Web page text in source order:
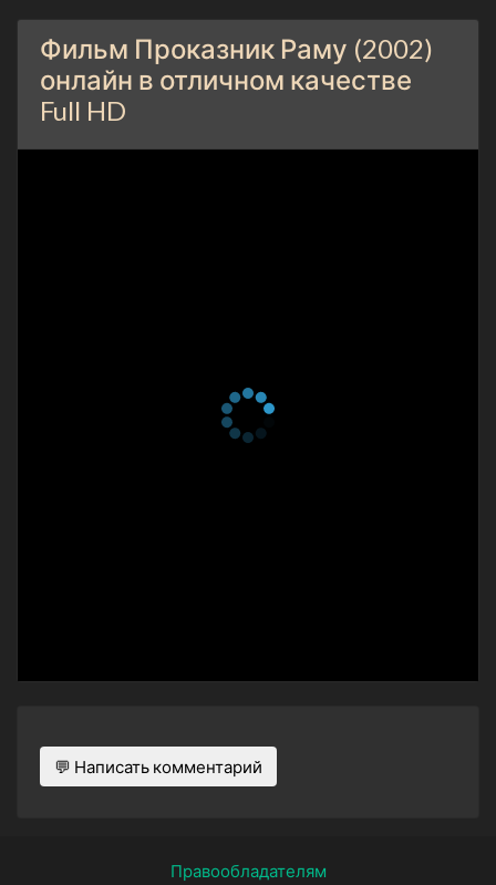
Фильм Проказник Раму (2002)
онлайн в отличном качестве
Full HD
💬 Написать комментарий
Правообладателям